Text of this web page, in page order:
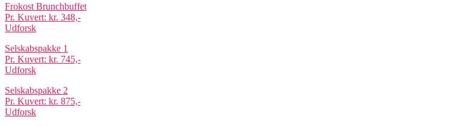
Frokost Brunchbuffet
Pr. Kuvert: kr. 348,-
Udforsk
Selskabspakke 1
Pr. Kuvert: kr. 745,-
Udforsk
Selskabspakke 2
Pr. Kuvert: kr. 875,-
Udforsk